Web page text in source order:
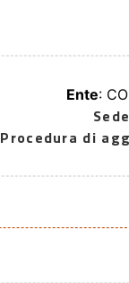
Ente:
Procedura di